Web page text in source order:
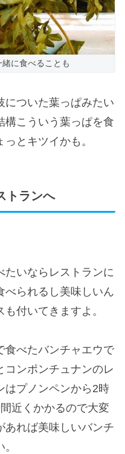
に食べることも
についた葉っぱみたい
構こういう葉っぱを食
とキツイかも。
トランへ
たいならレストランに
べられるし美味しいん
付いてきますよ。
食べたバンチャエウで
コンポンチュナンのレ
はプノンペンから2時
近くかかるので大変
あれば美味しいバンチ